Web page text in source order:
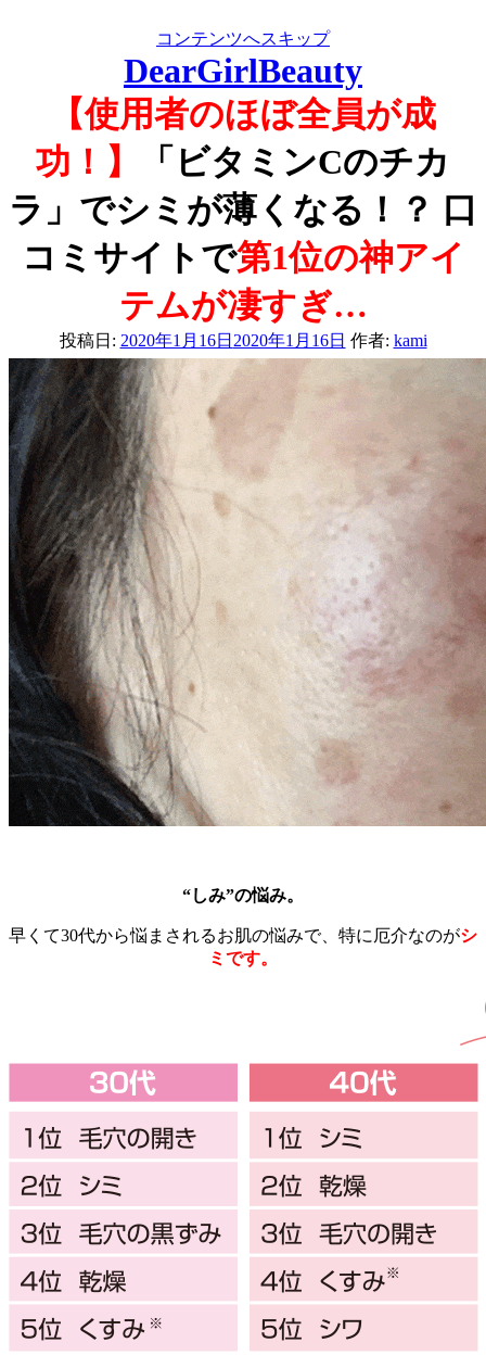
コンテンツへスキップ
DearGirlBeauty
【使用者のほぼ全員が成
功！】
「ビタミンCのチカ
ラ」でシミが薄くなる！？ 口
コミサイトで第1位の神アイ
テムが凄すぎ…
投稿日: 2020年1月16日 2020年1月16日 作者: kami
“しみ”の悩み。
早くて30代から悩まされるお肌の悩みで、特に厄介なのがシ
ミです。